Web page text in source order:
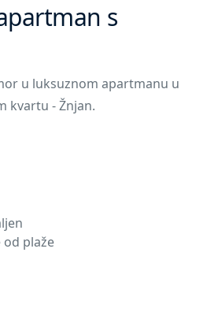
s
u luksuznom apartmanu u
kvartu - Žnjan.
plaže